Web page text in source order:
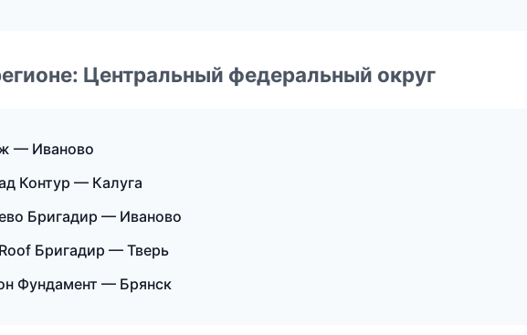
Центральный федеральный округ
— Иваново
Контур — Калуга
Бригадир — Иваново
Бригадир — Тверь
Фундамент — Брянск